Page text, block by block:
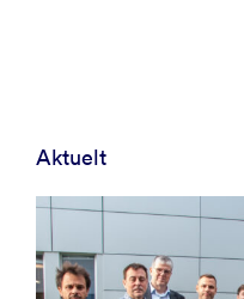
Aktuelt